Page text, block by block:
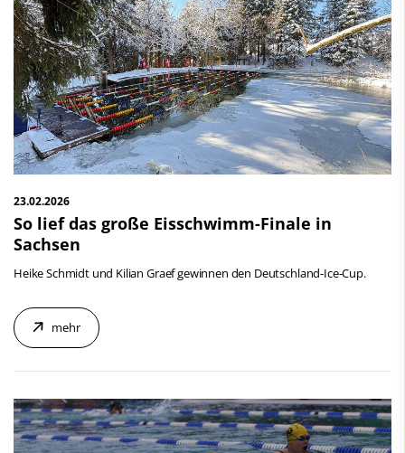
23.02.2026
So lief das große Eisschwimm-Finale in
Sachsen
Heike Schmidt und Kilian Graef gewinnen den Deutschland-Ice-Cup.
mehr